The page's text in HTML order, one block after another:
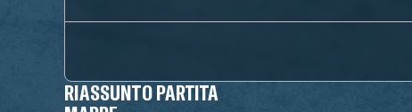
RIASSUNTO PARTITA